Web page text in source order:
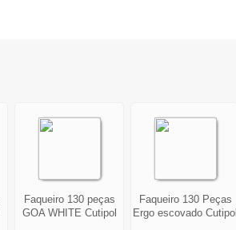
Faqueiro 130 peças
GOA WHITE Cutipol
Faqueiro 130 Peças
Ergo escovado Cutipol